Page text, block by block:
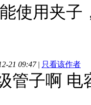
使用夹子
21 09:47| 只看该作者
管子啊 电